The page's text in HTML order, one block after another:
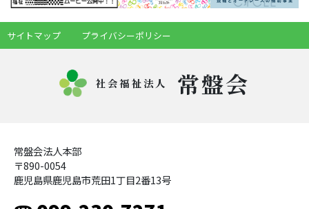
サイトマップ プライバシーポリシー
社会福祉法人 常盤会
常盤会法人本部
〒890-0054
鹿児島県鹿児島市荒田1丁目2番13号